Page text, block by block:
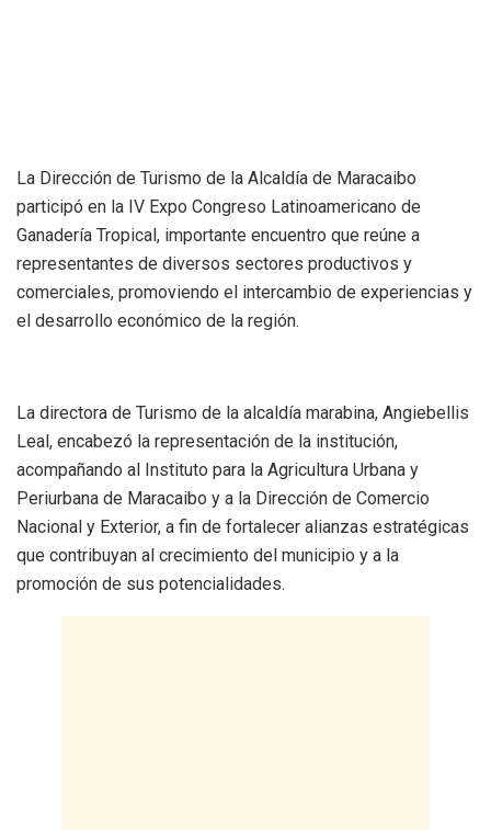
La Dirección de Turismo de la Alcaldía de Maracaibo
participó en la IV Expo Congreso Latinoamericano de
Ganadería Tropical, importante encuentro que reúne a
representantes de diversos sectores productivos y
comerciales, promoviendo el intercambio de experiencias y
el desarrollo económico de la región.
La directora de Turismo de la alcaldía marabina, Angiebellis
Leal, encabezó la representación de la institución,
acompañando al Instituto para la Agricultura Urbana y
Periurbana de Maracaibo y a la Dirección de Comercio
Nacional y Exterior, a fin de fortalecer alianzas estratégicas
que contribuyan al crecimiento del municipio y a la
promoción de sus potencialidades.